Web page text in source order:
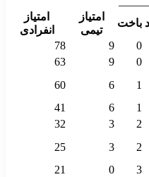
باخت
امتیاز
تیمی
امتیاز
انفرادی
0
9
78
0
9
63
1
6
60
1
6
41
2
3
32
2
3
25
3
0
21